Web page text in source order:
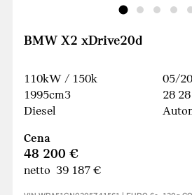
BMW X2 xDrive20d
110kW / 150k
1995cm3
Diesel
05/
28
Cena
48 200 €
netto 39 187 €